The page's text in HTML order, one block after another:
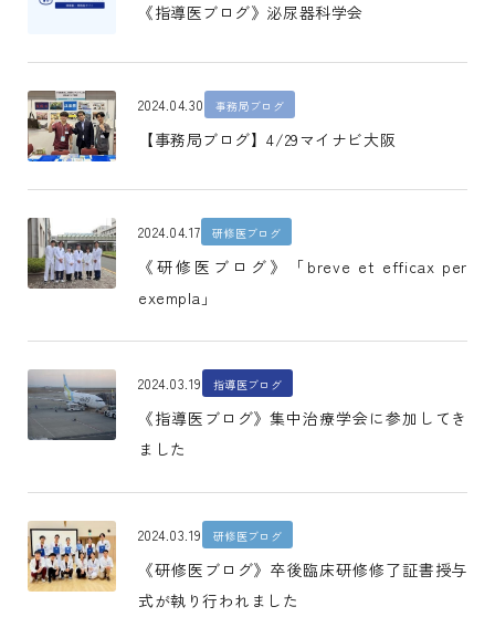
《指導医ブログ》泌尿器科学会
2024.04.30 事務局ブログ
【事務局ブログ】4/29マイナビ大阪
2024.04.17 研修医ブログ
《研修医ブログ》「breve et efficax per
exempla」
2024.03.19 指導医ブログ
《指導医ブログ》集中治療学会に参加してき
ました
2024.03.19 研修医ブログ
《研修医ブログ》卒後臨床研修修了証書授与
式が執り行われました